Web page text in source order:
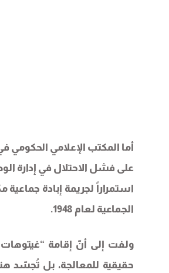
أما المكتب الإعلامي الحكومي
على فشل الاحتلال في إدارة
استمراراً لجريمة إبادة جماعية
الجماعية لعام 1948.
ولفت إلى أنّ إقامة
حقيقية للمعالجة، بل تُجسّد